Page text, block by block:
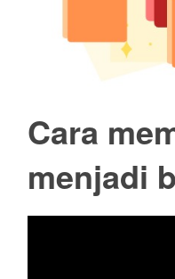
Cara
menjadi